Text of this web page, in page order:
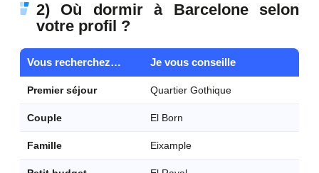
2) Où dormir à Barcelone selon
votre profil ?
Vous recherchez… Je vous conseille
Premier séjour Quartier Gothique
Couple El Born
Famille Eixample